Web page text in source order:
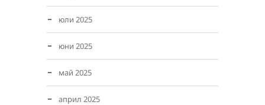
юли 2025
юни 2025
май 2025
април 2025